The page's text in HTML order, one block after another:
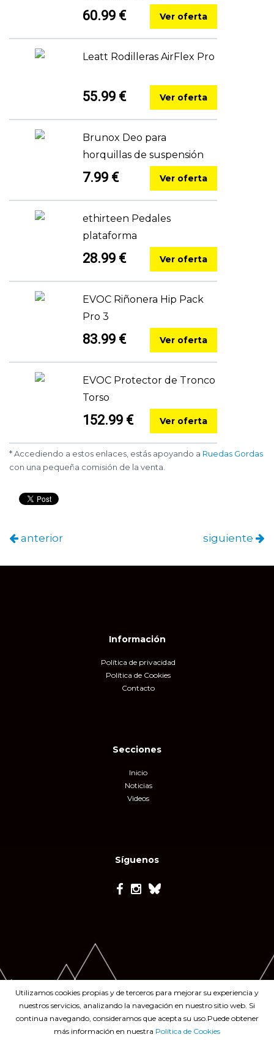
Utilizamos cookies propias y de terceros para mejorar su experiencia y
nuestros servicios, analizando la navegación en nuestro sitio web. Si
continua navegando, consideramos que acepta su uso.Puede obtener
más información en nuestra Política de Cookies
60.99 € Ver oferta
Leatt Rodilleras AirFlex Pro
55.99 € Ver oferta
Brunox Deo para
horquillas de suspensión
7.99 € Ver oferta
ethirteen Pedales
plataforma
28.99 € Ver oferta
EVOC Riñonera Hip Pack
Pro 3
83.99 € Ver oferta
EVOC Protector de Tronco
Torso
152.99 € Ver oferta
* Accediendo a estos enlaces, estás apoyando a Ruedas Gordas
con una pequeña comisión de la venta.
anterior siguiente
Información
Política de privacidad
Política de Cookies
Contacto
Síguenos
Secciones
Inicio
Noticias
Videos